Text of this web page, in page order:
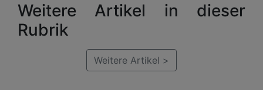
Weitere Artikel in dieser
Rubrik
Weitere Artikel >